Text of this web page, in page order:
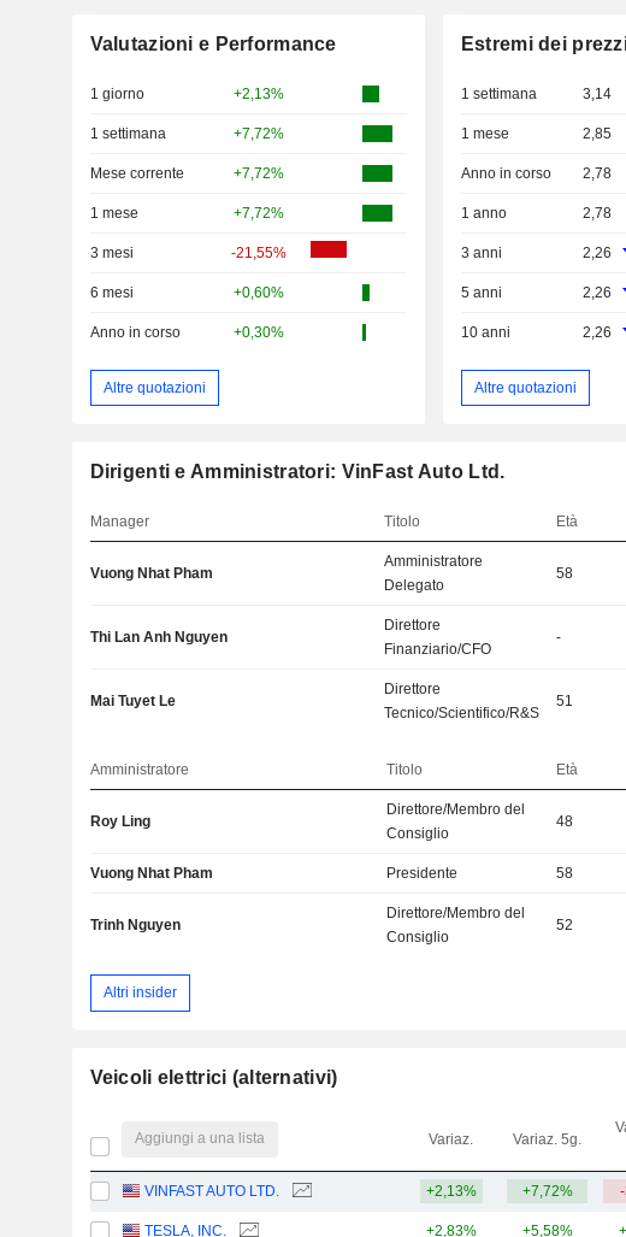
Valutazioni e Performance
1 giorno +2,13%
1 settimana +7,72%
Mese corrente +7,72%
1 mese +7,72%
3 mesi -21,55%
6 mesi +0,60%
Anno in corso +0,30%
Altre quotazioni
Estremi dei
1 settimana 3,14
1 mese 2,85
Anno in corso 2,78
1 anno 2,78
3 anni 2,26
5 anni 2,26
10 anni 2,26
Altre quotazioni
Dirigenti e Amministratori: VinFast Auto Ltd.
Manager Titolo Età
Vuong Nhat Pham
Amministratore
Delegato
58
Thi Lan Anh Nguyen
Direttore
Finanziario/CFO
-
Mai Tuyet Le
Direttore
Tecnico/Scientifico/R&S
51
Amministratore Titolo Età
Roy Ling
Direttore/Membro del
Consiglio
48
Vuong Nhat Pham Presidente 58
Trinh Nguyen
Direttore/Membro del
Consiglio
52
Altri insider
Veicoli elettrici (alternativi)
Aggiungi a una lista Variaz. Variaz. 5g.
VINFAST AUTO LTD. +2,13% +7,72%
TESLA, INC. +2,83% +5,58%